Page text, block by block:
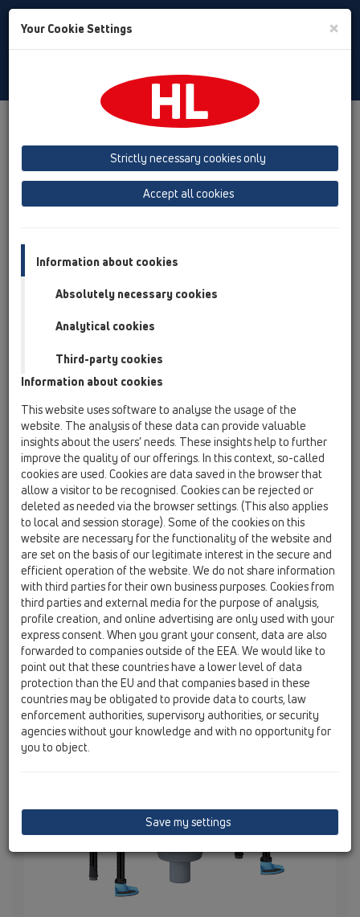
Toggle
přehled produktů
05 Bezbariérové sprchy
Sprchový žlab
Výrobky montáž do plochy
HL50
HL50FV.0/70
přehled produktů
Sprchový žlab
Výrobky
montáž do plochy
HL50
HL50FV
HL50FV.0/70
HL50FV.0/70
Odtokový žlab do sprchových
koutů z nerezové oceli, svislý
odtok DN50, instalace do
plochy, montážní materiál a
stavební ochranný kryt, bez krytu
žlabu. Stavební délka 700mm
Your Cookie Settings ×
Strictly necessary cookies only
Accept all cookies
Information about cookies
Absolutely necessary cookies
Analytical cookies
Third-party cookies
Information about cookies
This website uses software to analyse the usage of the
website. The analysis of these data can provide valuable
insights about the users’ needs. These insights help to further
improve the quality of our offerings. In this context, so-called
cookies are used. Cookies are data saved in the browser that
allow a visitor to be recognised. Cookies can be rejected or
deleted as needed via the browser settings. (This also applies
to local and session storage). Some of the cookies on this
website are necessary for the functionality of the website and
are set on the basis of our legitimate interest in the secure and
efficient operation of the website. We do not share information
with third parties for their own business purposes. Cookies from
third parties and external media for the purpose of analysis,
profile creation, and online advertising are only used with your
express consent. When you grant your consent, data are also
forwarded to companies outside of the EEA. We would like to
point out that these countries have a lower level of data
protection than the EU and that companies based in these
countries may be obligated to provide data to courts, law
enforcement authorities, supervisory authorities, or security
agencies without your knowledge and with no opportunity for
you to object.
Save my settings